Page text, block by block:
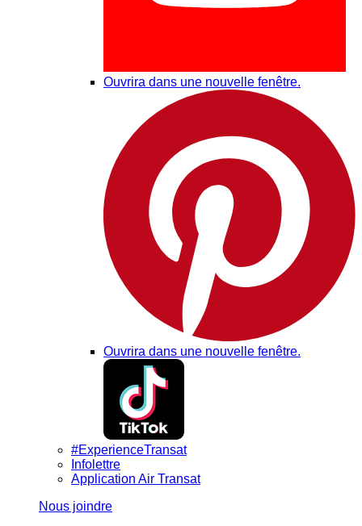
Ouvrira dans une nouvelle fenêtre.
Ouvrira dans une nouvelle fenêtre.
#ExperienceTransat
Infolettre
Application Air Transat
Nous joindre